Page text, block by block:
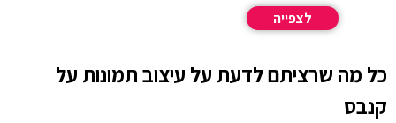
לצפייה
כל מה שרציתם לדעת על עיצוב תמונות על
קנבס